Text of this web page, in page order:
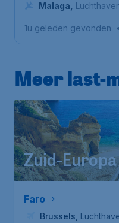
Malaga
1u geleden gevonden •
Meer last-
Zuid-Europa
Faro
Brussels